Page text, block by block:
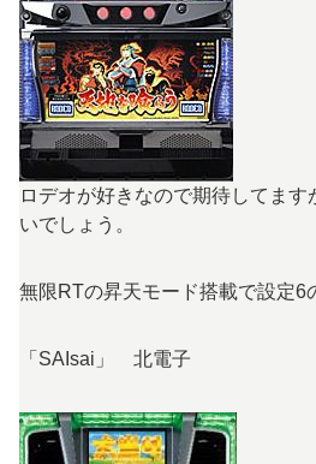
ロデオが好きなので期待してま
いでしょう。
無限RTの昇天モード搭載で設定6
「SAIsai」 北電子